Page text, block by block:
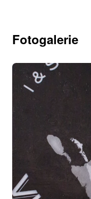
Fotogalerie